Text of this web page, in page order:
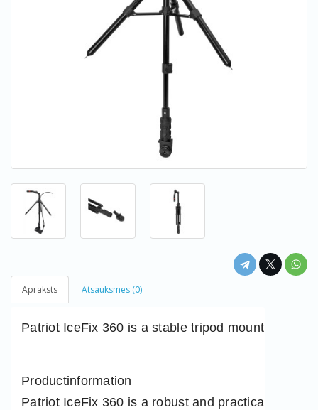
Apraksts Atsauksmes (0)
Patriot IceFix 360 is a stable tripod mount for live
Productinformation
Patriot IceFix 360 is a robust and practical tripod